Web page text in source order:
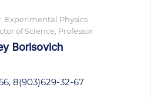
Experimental Physics
of Science, Professor
Borisovich
8(903)629-32-67